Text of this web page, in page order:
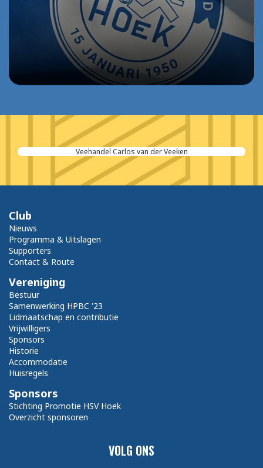
Veehandel Carlos van der Veeken
VOLG ONS
Club
Nieuws
Programma & Uitslagen
Supporters
Contact & Route
Vereniging
Bestuur
Samenwerking HPBC '23
Lidmaatschap en contributie
Vrijwilligers
Sponsors
Historie
Accommodatie
Huisregels
Sponsors
Stichting Promotie HSV Hoek
Overzicht sponsoren